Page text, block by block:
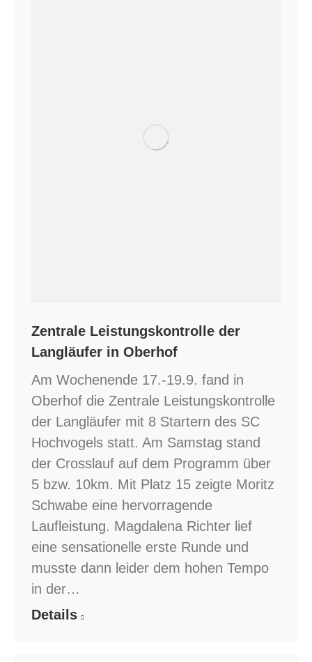
Zentrale Leistungskontrolle der
Langläufer in Oberhof
Am Wochenende 17.-19.9. fand in
Oberhof die Zentrale Leistungskontrolle
der Langläufer mit 8 Startern des SC
Hochvogels statt. Am Samstag stand
der Crosslauf auf dem Programm über
5 bzw. 10km. Mit Platz 15 zeigte Moritz
Schwabe eine hervorragende
Laufleistung. Magdalena Richter lief
eine sensationelle erste Runde und
musste dann leider dem hohen Tempo
in der…
Details